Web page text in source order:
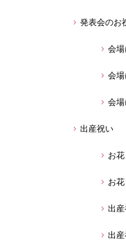
発表会のお
会
会
会
出産祝い
お
お
出産
出